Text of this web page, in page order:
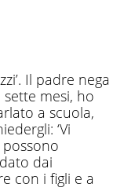
Il padre nega
mesi, ho
a scuola,
‘Vi
possono
dai
con i figli e a